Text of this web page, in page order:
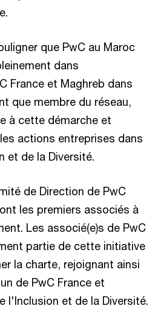
que PwC au Maroc
dans
France et Maghreb dans
que membre du réseau,
à cette démarche et
actions entreprises dans
et de la Diversité.
de Direction de PwC
les premiers associés à
Les associé(e)s de PwC
partie de cette initiative
la charte, rejoignant ainsi
de PwC France et
l'Inclusion et de la Diversité.